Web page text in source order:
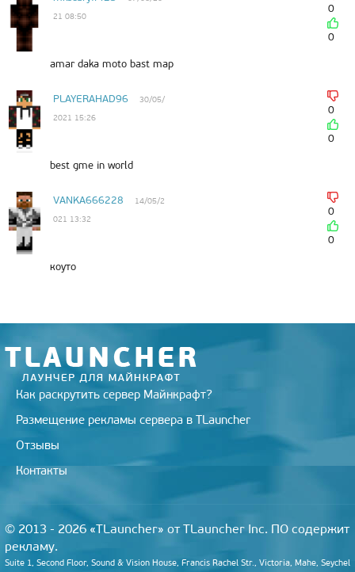
21 08:50
0
0
amar daka moto bast map
PLAYERAHAD96
30/05/
2021 15:26
0
0
best gme in world
VANKA666228
14/05/2
021 13:32
0
0
коуто
Как раскрутить сервер Майнкрафт?
Размещение рекламы сервера в TLauncher
Отзывы
Контакты
© 2013 - 2026 «TLauncher» от TLauncher Inc. ПО содержит
рекламу.
Suite 1, Second Floor, Sound & Vision House, Francis Rachel Str., Victoria, Mahe, Seychel